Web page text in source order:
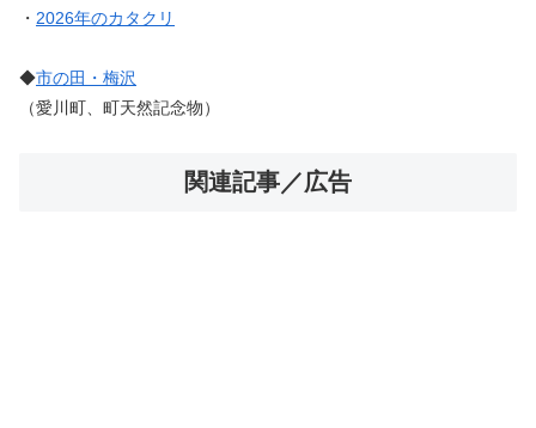
・ 2026年のカタクリ
◆市の田・梅沢
（愛川町、町天然記念物）
関連記事／広告